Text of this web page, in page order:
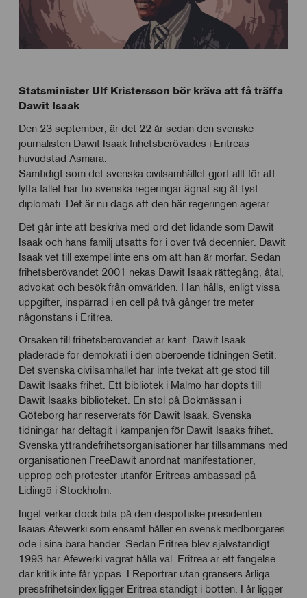
Statsminister Ulf Kristersson bör kräva att få träffa
Dawit Isaak
Den 23 september, är det 22 år sedan den svenske
journalisten Dawit Isaak frihetsberövades i Eritreas
huvudstad Asmara.
Samtidigt som det svenska civilsamhället gjort allt för att
lyfta fallet har tio svenska regeringar ägnat sig åt tyst
diplomati. Det är nu dags att den här regeringen agerar.
Det går inte att beskriva med ord det lidande som Dawit
Isaak och hans familj utsatts för i över två decennier. Dawit
Isaak vet till exempel inte ens om att han är morfar. Sedan
frihetsberövandet 2001 nekas Dawit Isaak rättegång, åtal,
advokat och besök från omvärlden. Han hålls, enligt vissa
uppgifter, inspärrad i en cell på två gånger tre meter
någonstans i Eritrea.
Orsaken till frihetsberövandet är känt. Dawit Isaak
pläderade för demokrati i den oberoende tidningen Setit.
Det svenska civilsamhället har inte tvekat att ge stöd till
Dawit Isaaks frihet. Ett bibliotek i Malmö har döpts till
Dawit Isaaks biblioteket. En stol på Bokmässan i
Göteborg har reserverats för Dawit Isaak. Svenska
tidningar har deltagit i kampanjen för Dawit Isaaks frihet.
Svenska yttrandefrihetsorganisationer har tillsammans med
organisationen FreeDawit anordnat manifestationer,
upprop och protester utanför Eritreas ambassad på
Lidingö i Stockholm.
Inget verkar dock bita på den despotiske presidenten
Isaias Afewerki som ensamt håller en svensk medborgares
öde i sina bara händer. Sedan Eritrea blev självständigt
1993 har Afewerki vägrat hålla val. Eritrea är ett fängelse
där kritik inte får yppas. I Reportrar utan gränsers årliga
pressfrihetsindex ligger Eritrea ständigt i botten. I år ligger